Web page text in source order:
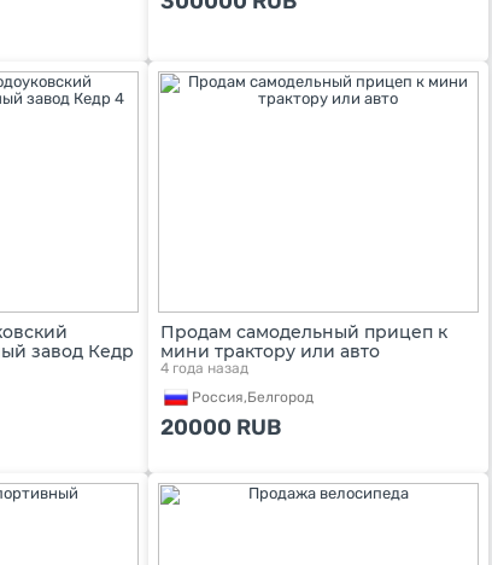
завод Кедр
Продам самодельный прицеп к
мини трактору или авто
4 года назад
Россия,Белгород
20000 RUB